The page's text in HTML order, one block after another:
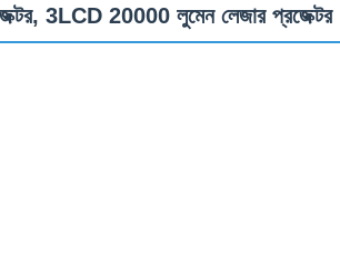
3LCD 20000 লুমেন লেজার প্রজেক্টর